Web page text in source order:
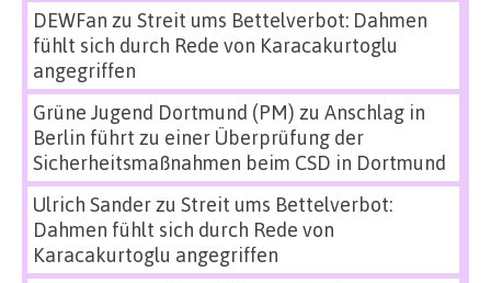
DEWFan zu Streit ums Bettelverbot: Dahmen
fühlt sich durch Rede von Karacakurtoglu
angegriffen
Grüne Jugend Dortmund (PM) zu Anschlag in
Berlin führt zu einer Überprüfung der
Sicherheitsmaßnahmen beim CSD in Dortmund
Ulrich Sanderzu Streit ums Bettelverbot:
Dahmen fühlt sich durch Rede von
Karacakurtoglu angegriffen